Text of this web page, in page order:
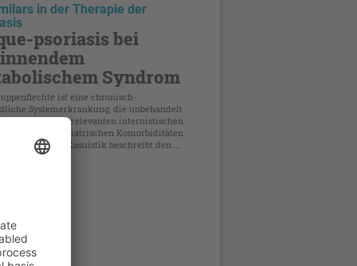
in der Therapie der
psoriasis bei
Syndrom
ist eine chronisch-
Systemerkrankung, die unbehandelt
Reihe von relevanten internistischen
psychiatrischen Komorbiditäten
leistet. Diese Kasuistik beschreibt den ...